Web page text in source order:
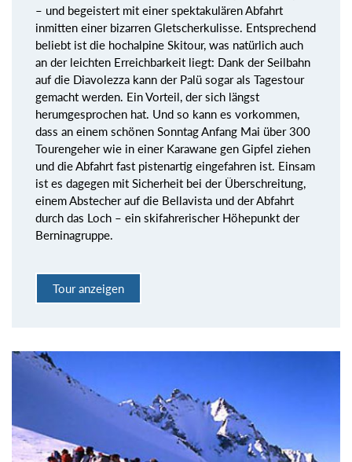
– und begeistert mit einer spektakulären Abfahrt
inmitten einer bizarren Gletscherkulisse. Entsprechend
beliebt ist die hochalpine Skitour, was natürlich auch
an der leichten Erreichbarkeit liegt: Dank der Seilbahn
auf die Diavolezza kann der Palü sogar als Tagestour
gemacht werden. Ein Vorteil, der sich längst
herumgesprochen hat. Und so kann es vorkommen,
dass an einem schönen Sonntag Anfang Mai über 300
Tourengeher wie in einer Karawane gen Gipfel ziehen
und die Abfahrt fast pistenartig eingefahren ist. Einsam
ist es dagegen mit Sicherheit bei der Überschreitung,
einem Abstecher auf die Bellavista und der Abfahrt
durch das Loch – ein skifahrerischer Höhepunkt der
Berninagruppe.
Tour anzeigen